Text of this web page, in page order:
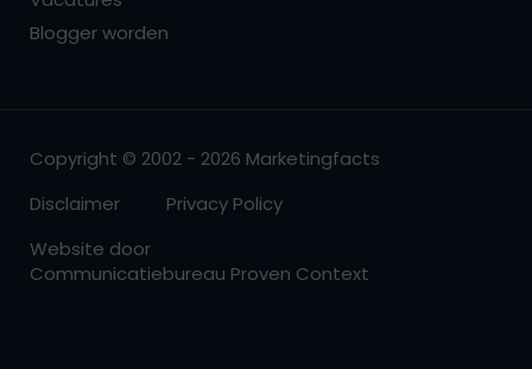
Blogger worden
Copyright © 2002 - 2026 Marketingfacts
Disclaimer
Privacy Policy
Website door
Communicatiebureau Proven Context